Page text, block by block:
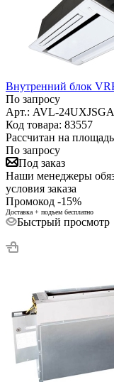
Внутренний блок
По запросу
Арт.: AVL-24UXJSGA
Код товара: 83557
Рассчитан на
По запросу
Под заказ
Наши менеджеры
условия заказа
Промокод -15%
Доставка + подъем бесплатно
Быстрый просмотр